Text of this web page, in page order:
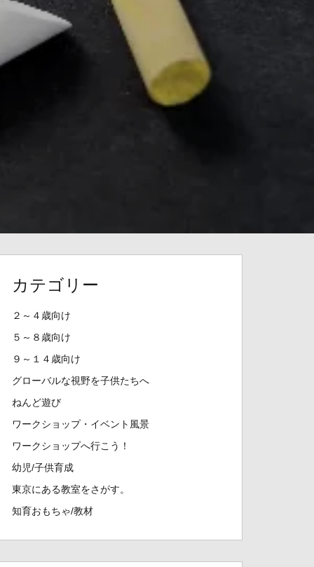
カテゴリー
２～４歳向け
５～８歳向け
９～１４歳向け
グローバルな視野を子供たちへ
ねんど遊び
ワークショップ・イベント風景
ワークショップへ行こう！
幼児/子供育成
東京にある教室をさがす。
知育おもちゃ/教材